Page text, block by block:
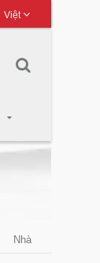
Việt
Nhà